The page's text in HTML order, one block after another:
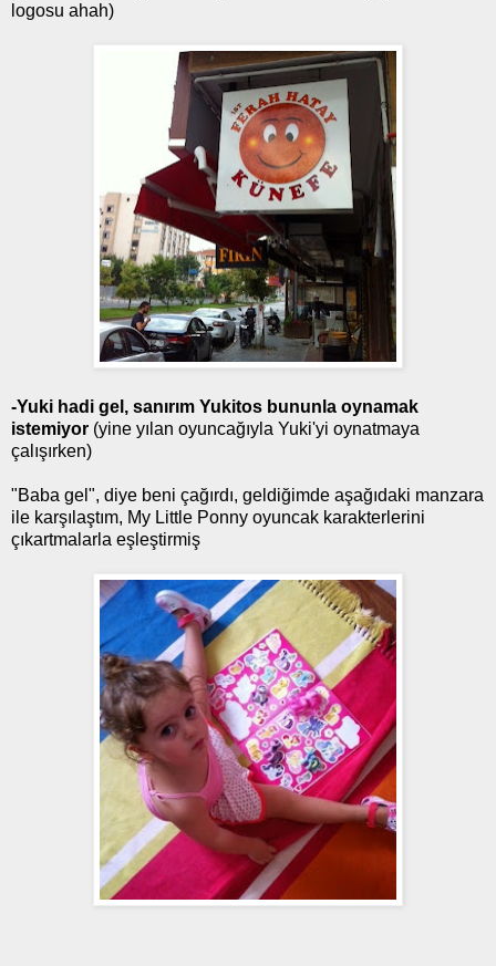
logosu ahah)
-Yuki hadi gel, sanırım Yukitos bununla oynamak
istemiyor (yine yılan oyuncağıyla Yuki'yi oynatmaya
çalışırken)
"Baba gel", diye beni çağırdı, geldiğimde aşağıdaki manzara
ile karşılaştım, My Little Ponny oyuncak karakterlerini
çıkartmalarla eşleştirmiş